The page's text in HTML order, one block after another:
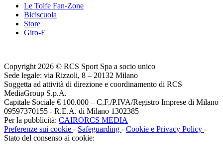
Le Tolfe Fan-Zone
Biciscuola
Store
Giro-E
Copyright 2026 © RCS Sport Spa a socio unico
Sede legale: via Rizzoli, 8 – 20132 Milano
Soggetta ad attività di direzione e coordinamento di RCS
MediaGroup S.p.A.
Capitale Sociale € 100.000 – C.F./P.IVA/Registro Imprese di Milano
09597370155 - R.E.A. di Milano 1302385
Per la pubblicità: CAIRORCS MEDIA
Preferenze sui cookie - Safeguarding - Cookie e Privacy Policy -
Stato del consenso ai cookie: